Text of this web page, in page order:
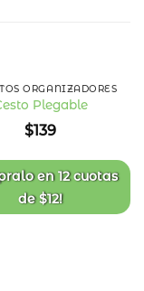
de
deseos
ORGANIZADORES
Plegable
$139
en12 cuotas
de$12!